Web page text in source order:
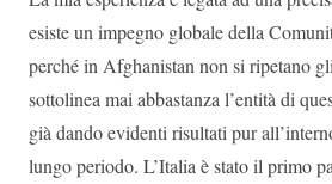
esiste un impegno globale della
perché in Afghanistan non si ripetano
sottolinea mai abbastanza l’entità di
già dando evidenti risultati pur
lungo periodo. L’Italia è stato il primo